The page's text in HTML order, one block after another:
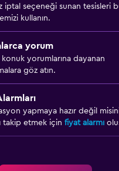
iptal seçeneği sunan tesisleri
kullanın.
yorum
yorumlarına dayanan
göz atın.
yapmaya hazır değil
takip etmek için fiyat alarmı